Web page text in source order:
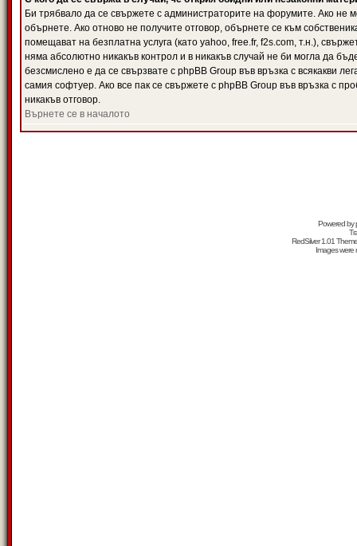
Би трябвало да се свържете с администраторите на форумите. Ако не
обърнете. Ако отново не получите отговор, обърнете се към
помещават на безплатна услуга (като yahoo, free.fr, f2s.com, т.н.),
няма абсолютно никакъв контрол и в никакъв случай не би могла да
безсмислено е да се свързвате с phpBB Group във връзка с всякакви
самия софтуер. Ако все пак се свържете с phpBB Group във връзка с
никакъв отговор.
Върнете се в началото
Powered by
RedSilver 1.01
Images were